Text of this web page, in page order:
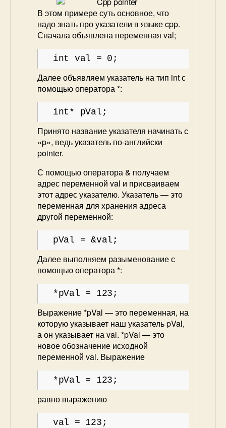
В этом примере суть основное, что
надо знать про указатели в языке cpp.
Сначала объявлена переменная val;
int val = 0;
Далее объявляем указатель на тип int с
помощью оператора *:
int* pVal;
Принято название указателя начинать с
«p», ведь указатель по-английски
pointer.
С помощью оператора & получаем
адрес переменной val и присваиваем
этот адрес указателю. Указатель — это
переменная для хранения адреса
другой переменной:
pVal = &val;
Далее выполняем разыменование с
помощью оператора *:
*pVal = 123;
Выражение *pVal — это переменная, на
которую указывает наш указатель pVal,
а он указывает на val. *pVal — это
новое обозначение исходной
переменной val. Выражение
*pVal = 123;
равно выражению
val = 123;